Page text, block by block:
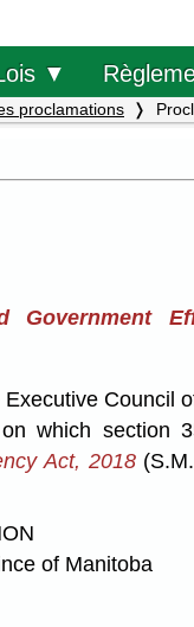
▼
proclamations
Government
Council
which section
Act, 2018
of Manitoba